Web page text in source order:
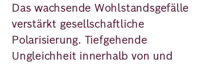
Das wachsende Wohlstandsgefälle
verstärkt gesellschaftliche
Polarisierung. Tiefgehende
Ungleichheit innerhalb von und